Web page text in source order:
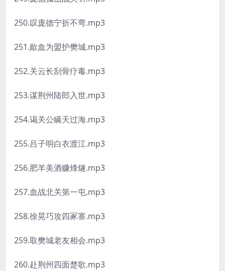
250.叹庞德宁折不弯.mp3
251.歃血为盟护樊城.mp3
252.关云长刮骨疗毒.mp3
253.谋荆州陆郎入世.mp3
254.谒关公瞒天过海.mp3
255.吕子明白衣渡江.mp3
256.肥羊美酒赚烽燧.mp3
257.血战北关第一屯.mp3
258.徐晃巧攻四冢寨.mp3
259.取樊城老友相会.mp3
260.赴荆州四面楚歌.mp3